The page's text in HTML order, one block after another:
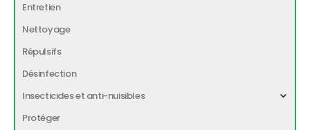
Entretien
Nettoyage
Répulsifs
Désinfection
Insecticides et anti-nuisibles
Protéger